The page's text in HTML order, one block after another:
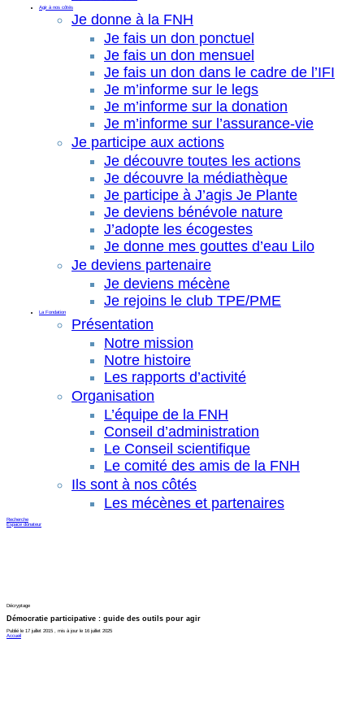
Agir à nos côtés
Je donne à la FNH
Je fais un don ponctuel
Je fais un don mensuel
Je fais un don dans le cadre de l’IFI
Je m’informe sur le legs
Je m’informe sur la donation
Je m’informe sur l’assurance-vie
Je participe aux actions
Je découvre toutes les actions
Je découvre la médiathèque
Je participe à J’agis Je Plante
Je deviens bénévole nature
J’adopte les écogestes
Je donne mes gouttes d’eau Lilo
Je deviens partenaire
Je deviens mécène
Je rejoins le club TPE/PME
La Fondation
Présentation
Notre mission
Notre histoire
Les rapports d’activité
Organisation
L’équipe de la FNH
Conseil d’administration
Le Conseil scientifique
Le comité des amis de la FNH
Ils sont à nos côtés
Les mécènes et partenaires
Recherche
Espace donateur
Décryptage
Démocratie participative : guide des outils pour agir
Publié le 17 juillet 2015 , mis à jour le 16 juillet 2025
Accueil